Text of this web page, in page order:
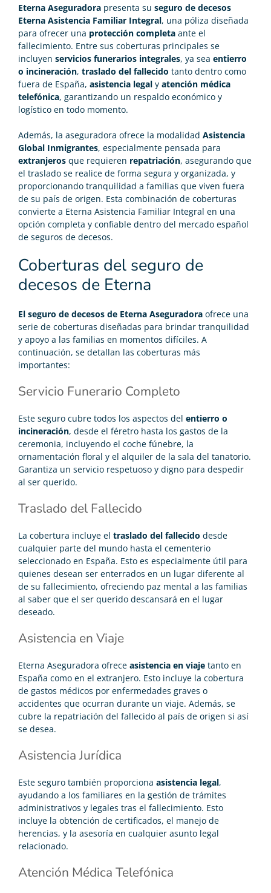
Eterna Aseguradora presenta su seguro de decesos
Eterna Asistencia Familiar Integral, una póliza diseñada
para ofrecer una protección completa ante el
fallecimiento. Entre sus coberturas principales se
incluyen servicios funerarios integrales, ya sea entierro
o incineración, traslado del fallecido tanto dentro como
fuera de España, asistencia legal y atención médica
telefónica, garantizando un respaldo económico y
logístico en todo momento.
Además, la aseguradora ofrece la modalidad Asistencia
Global Inmigrantes, especialmente pensada para
extranjeros que requieren repatriación, asegurando que
el traslado se realice de forma segura y organizada, y
proporcionando tranquilidad a familias que viven fuera
de su país de origen. Esta combinación de coberturas
convierte a Eterna Asistencia Familiar Integral en una
opción completa y confiable dentro del mercado español
de seguros de decesos.
Coberturas del seguro de
decesos de Eterna
El seguro de decesos de Eterna Aseguradora ofrece una
serie de coberturas diseñadas para brindar tranquilidad
y apoyo a las familias en momentos difíciles. A
continuación, se detallan las coberturas más
importantes:
Servicio Funerario Completo
Este seguro cubre todos los aspectos del entierro o
incineración, desde el féretro hasta los gastos de la
ceremonia, incluyendo el coche fúnebre, la
ornamentación floral y el alquiler de la sala del tanatorio.
Garantiza un servicio respetuoso y digno para despedir
al ser querido.
Traslado del Fallecido
La cobertura incluye el traslado del fallecido desde
cualquier parte del mundo hasta el cementerio
seleccionado en España. Esto es especialmente útil para
quienes desean ser enterrados en un lugar diferente al
de su fallecimiento, ofreciendo paz mental a las familias
al saber que el ser querido descansará en el lugar
deseado.
Asistencia en Viaje
Eterna Aseguradora ofrece asistencia en viaje tanto en
España como en el extranjero. Esto incluye la cobertura
de gastos médicos por enfermedades graves o
accidentes que ocurran durante un viaje. Además, se
cubre la repatriación del fallecido al país de origen si así
se desea.
Asistencia Jurídica
Este seguro también proporciona asistencia legal,
ayudando a los familiares en la gestión de trámites
administrativos y legales tras el fallecimiento. Esto
incluye la obtención de certificados, el manejo de
herencias, y la asesoría en cualquier asunto legal
relacionado.
Atención Médica Telefónica